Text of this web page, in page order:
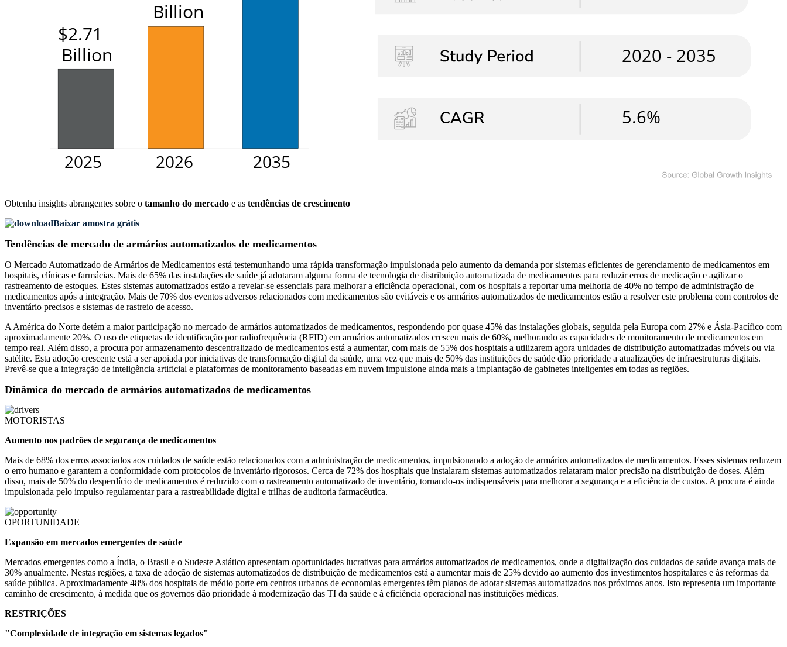
Obtenha insights abrangentes sobre o tamanho do mercado e as tendências de crescimento
Baixar amostra grátis
Tendências de mercado de armários automatizados de medicamentos
O Mercado Automatizado de Armários de Medicamentos está testemunhando uma rápida transformação impulsionada pelo aumento da demanda por sistemas eficientes de gerenciamento de medicamentos em
hospitais, clínicas e farmácias. Mais de 65% das instalações de saúde já adotaram alguma forma de tecnologia de distribuição automatizada de medicamentos para reduzir erros de medicação e agilizar o
rastreamento de estoques. Estes sistemas automatizados estão a revelar-se essenciais para melhorar a eficiência operacional, com os hospitais a reportar uma melhoria de 40% no tempo de administração de
medicamentos após a integração. Mais de 70% dos eventos adversos relacionados com medicamentos são evitáveis ​​e os armários automatizados de medicamentos estão a resolver este problema com controlos de
inventário precisos e sistemas de rastreio de acesso.
A América do Norte detém a maior participação no mercado de armários automatizados de medicamentos, respondendo por quase 45% das instalações globais, seguida pela Europa com 27% e Ásia-Pacífico com
aproximadamente 20%. O uso de etiquetas de identificação por radiofrequência (RFID) em armários automatizados cresceu mais de 60%, melhorando as capacidades de monitoramento de medicamentos em
tempo real. Além disso, a procura por armazenamento descentralizado de medicamentos está a aumentar, com mais de 55% dos hospitais a utilizarem agora unidades de distribuição automatizadas móveis ou via
satélite. Esta adoção crescente está a ser apoiada por iniciativas de transformação digital da saúde, uma vez que mais de 50% das instituições de saúde dão prioridade a atualizações de infraestruturas digitais.
Prevê-se que a integração de inteligência artificial e plataformas de monitoramento baseadas em nuvem impulsione ainda mais a implantação de gabinetes inteligentes em todas as regiões.
Dinâmica do mercado de armários automatizados de medicamentos
MOTORISTAS
Aumento nos padrões de segurança de medicamentos
Mais de 68% dos erros associados aos cuidados de saúde estão relacionados com a administração de medicamentos, impulsionando a adoção de armários automatizados de medicamentos. Esses sistemas reduzem
o erro humano e garantem a conformidade com protocolos de inventário rigorosos. Cerca de 72% dos hospitais que instalaram sistemas automatizados relataram maior precisão na distribuição de doses. Além
disso, mais de 50% do desperdício de medicamentos é reduzido com o rastreamento automatizado de inventário, tornando-os indispensáveis ​​para melhorar a segurança e a eficiência de custos. A procura é ainda
impulsionada pelo impulso regulamentar para a rastreabilidade digital e trilhas de auditoria farmacêutica.
OPORTUNIDADE
Expansão em mercados emergentes de saúde
Mercados emergentes como a Índia, o Brasil e o Sudeste Asiático apresentam oportunidades lucrativas para armários automatizados de medicamentos, onde a digitalização dos cuidados de saúde avança mais de
30% anualmente. Nestas regiões, a taxa de adoção de sistemas automatizados de distribuição de medicamentos está a aumentar mais de 25% devido ao aumento dos investimentos hospitalares e às reformas da
saúde pública. Aproximadamente 48% dos hospitais de médio porte em centros urbanos de economias emergentes têm planos de adotar sistemas automatizados nos próximos anos. Isto representa um importante
caminho de crescimento, à medida que os governos dão prioridade à modernização das TI da saúde e à eficiência operacional nas instituições médicas.
RESTRIÇÕES
"Complexidade de integração em sistemas legados"